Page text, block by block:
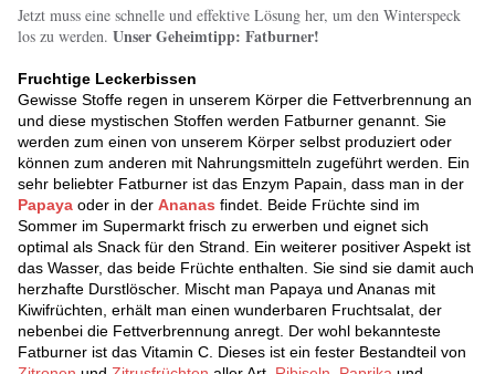
Jetzt muss eine schnelle und effektive Lösung her, um den Winterspeck
los zu werden. Unser Geheimtipp: Fatburner!
Fruchtige Leckerbissen
Gewisse Stoffe regen in unserem Körper die Fettverbrennung an
und diese mystischen Stoffen werden Fatburner genannt. Sie
werden zum einen von unserem Körper selbst produziert oder
können zum anderen mit Nahrungsmitteln zugeführt werden. Ein
sehr beliebter Fatburner ist das Enzym Papain, dass man in der
Papaya oder in der Ananas findet. Beide Früchte sind im
Sommer im Supermarkt frisch zu erwerben und eignet sich
optimal als Snack für den Strand. Ein weiterer positiver Aspekt ist
das Wasser, das beide Früchte enthalten. Sie sind sie damit auch
herzhafte Durstlöscher. Mischt man Papaya und Ananas mit
Kiwifrüchten, erhält man einen wunderbaren Fruchtsalat, der
nebenbei die Fettverbrennung anregt. Der wohl bekannteste
Fatburner ist das Vitamin C. Dieses ist ein fester Bestandteil von